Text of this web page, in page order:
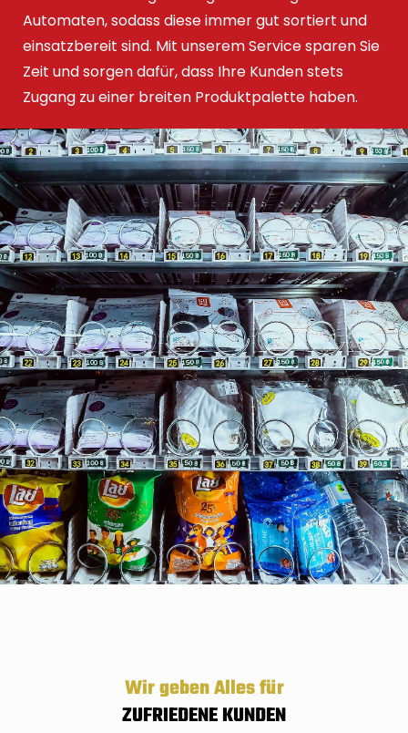
Automaten, sodass diese immer gut sortiert und
einsatzbereit sind. Mit unserem Service sparen Sie
Zeit und sorgen dafür, dass Ihre Kunden stets
Zugang zu einer breiten Produktpalette haben.
Wir geben Alles für
ZUFRIEDENE KUNDEN